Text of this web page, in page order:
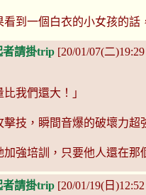
看到一個白衣的小女孩的
者請掛trip [20/01/07(二
我們還大！」
擊技，瞬間音爆的破壞力超
加強培訓，只要他人還在那
者請掛trip [20/01/19(日